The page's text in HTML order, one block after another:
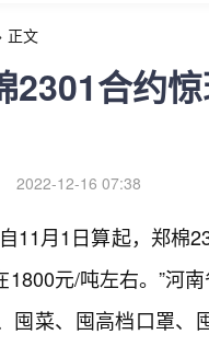
正文
2301合约
2022-12-16 07:38
11月1日算起，郑棉
元/吨左右。”河
囤菜、囤高档口罩